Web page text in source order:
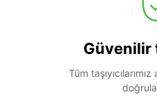
Güvenilir
Tüm